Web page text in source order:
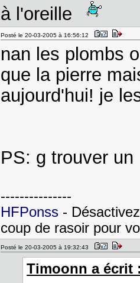
à l'oreille
Posté le 20-03-2005 à 16:56:12
nan les plombs
que la pierre
aujourd'hui! je
PS: g trouver
---------------
HFPonss-
coup de rasoir pour
Posté le 20-03-2005 à 19:32:43
Timoonn a écrit